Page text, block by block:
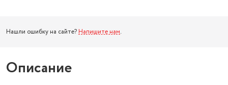
Нашли ошибку на сайте? Напишите нам.
Описание